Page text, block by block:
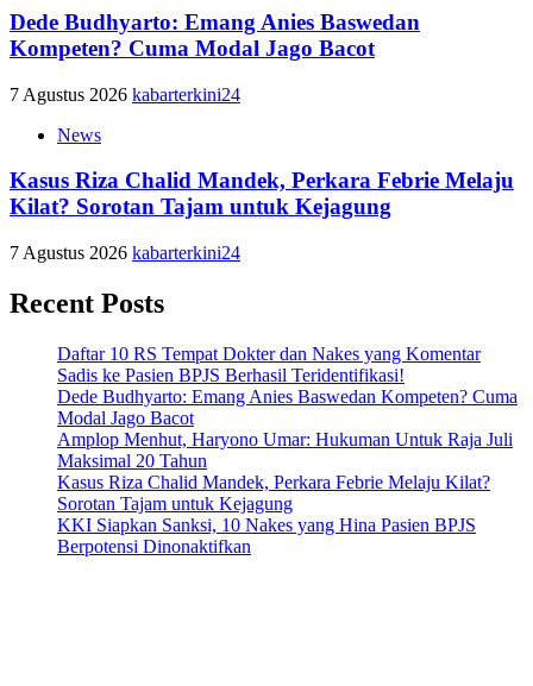
Dede Budhyarto: Emang Anies Baswedan
Kompeten? Cuma Modal Jago Bacot
7 Agustus 2026 kabarterkini24
News
Kasus Riza Chalid Mandek, Perkara Febrie Melaju
Kilat? Sorotan Tajam untuk Kejagung
7 Agustus 2026 kabarterkini24
Recent Posts
Daftar 10 RS Tempat Dokter dan Nakes yang Komentar
Sadis ke Pasien BPJS Berhasil Teridentifikasi!
Dede Budhyarto: Emang Anies Baswedan Kompeten? Cuma
Modal Jago Bacot
Amplop Menhut, Haryono Umar: Hukuman Untuk Raja Juli
Maksimal 20 Tahun
Kasus Riza Chalid Mandek, Perkara Febrie Melaju Kilat?
Sorotan Tajam untuk Kejagung
KKI Siapkan Sanksi, 10 Nakes yang Hina Pasien BPJS
Berpotensi Dinonaktifkan